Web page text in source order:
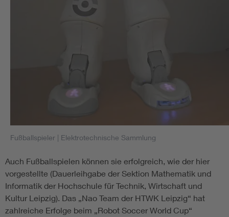
Fußballspieler | Elektrotechnische Sammlung
Auch Fußballspielen können sie erfolgreich, wie der hier
vorgestellte (Dauerleihgabe der Sektion Mathematik und
Informatik der Hochschule für Technik, Wirtschaft und
Kultur Leipzig). Das „Nao Team der HTWK Leipzig“ hat
zahlreiche Erfolge beim „Robot Soccer World Cup“